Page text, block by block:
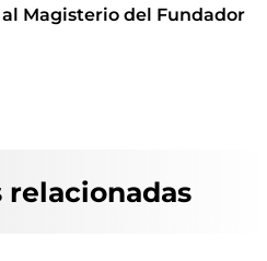
Magisterio del Fundador
relacionadas